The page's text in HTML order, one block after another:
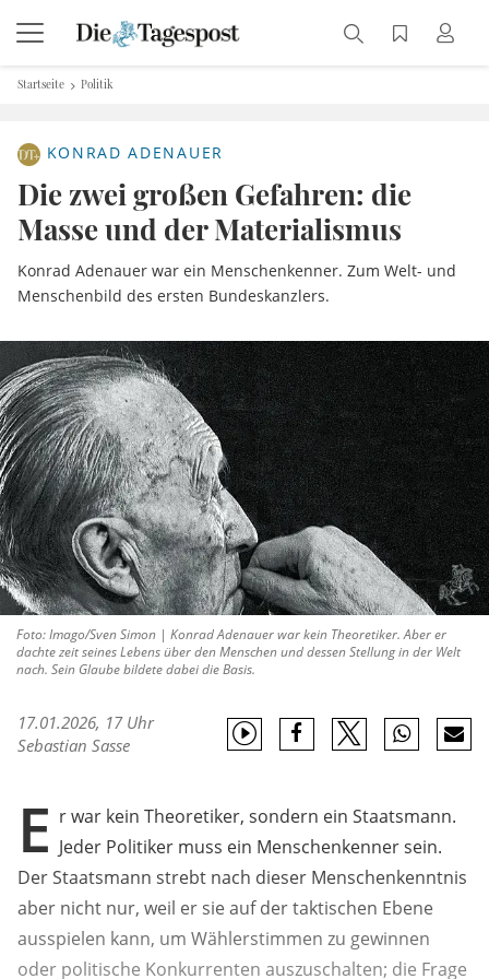
Startseite Politik
KONRAD ADENAUER
Die zwei großen Gefahren: die
Masse und der Materialismus
Konrad Adenauer war ein Menschenkenner. Zum Welt- und
Menschenbild des ersten Bundeskanzlers.
Foto: Imago/Sven Simon | Konrad Adenauer war kein Theoretiker. Aber er
dachte zeit seines Lebens über den Menschen und dessen Stellung in der Welt
nach. Sein Glaube bildete dabei die Basis.
17.01.2026, 17 Uhr
Sebastian Sasse
E r war kein Theoretiker, sondern ein Staatsmann.
Jeder Politiker muss ein Menschenkenner sein.
Der Staatsmann strebt nach dieser Menschenkenntnis
aber nicht nur, weil er sie auf der taktischen Ebene
ausspielen kann, um Wählerstimmen zu gewinnen
oder politische Konkurrenten auszuschalten; die Frage